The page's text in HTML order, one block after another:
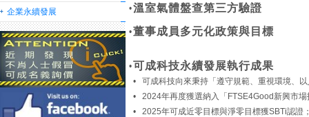
企業永續發展 •溫室氣體盤查第三方驗證
•董事成員多元化政策與目標
•可成科技永續發展執行成果
• 可成科技向來秉持「遵守規範、重視環境、
• 2024年再度獲選納入「FTSE4Good新興市
• 2025年可成近零目標與淨零目標獲SBTi認證